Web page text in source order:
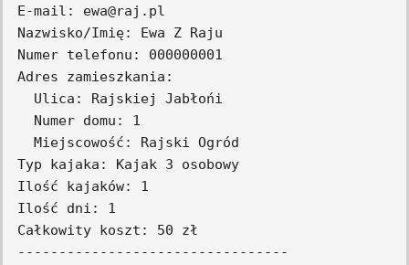
E-mail: ewa@raj.pl
Nazwisko/Imię: Ewa Z Raju
Numer telefonu: 000000001
Adres zamieszkania:
  Ulica: Rajskiej Jabłońi
  Numer domu: 1
  Miejscowość: Rajski Ogród
Typ kajaka: Kajak 3 osobowy
Ilość kajaków: 1
Ilość dni: 1
Całkowity koszt: 50 zł
---------------------------------